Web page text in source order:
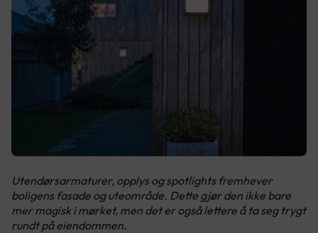
Utendørsarmaturer, opplys og spotlights fremhever
boligens fasade og uteområde. Dette gjør den ikke bare
mer magisk i mørket, men det er også lettere å ta seg trygt
rundt på eiendommen.